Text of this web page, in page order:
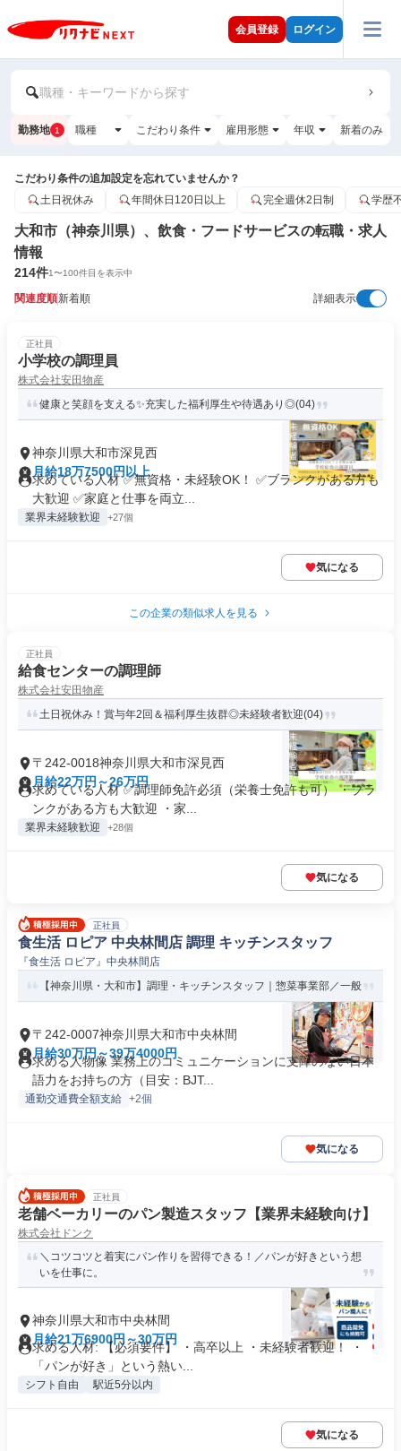
会員登録 ログイン
職種・キーワードから探す
勤務地 1 職種 こだわり条件 雇用形態 年収 新着のみ
こだわり条件の追加設定を忘れていませんか？
土日祝休み
年間休日120日以上 完全週休2日制 学歴
大和市（神奈川県）、飲食・フードサービスの転職・求人
情報
214件1〜100件目を表示中
関連度順新着順 詳細表示
正社員
小学校の調理員
株式会社安田物産
健康と笑顔を支える✨充実した福利厚生や待遇あり◎(04)
神奈川県大和市深見西
月給18万7500円以上
求めている人材 ✅無資格・未経験OK！ ✅ブランクがある方も
大歓迎 ✅家庭と仕事を両立...
業界未経験歓迎 +27個
気になる
この企業の類似求人を見る
正社員
給食センターの調理師
株式会社安田物産
土日祝休み！賞与年2回＆福利厚生抜群◎未経験者歓迎(04)
〒242-0018神奈川県大和市深見西
月給22万円～26万円
求めている人材 ✅調理師免許必須（栄養士免許も可） ・ブラ
ンクがある方も大歓迎 ・家...
業界未経験歓迎 +28個
気になる
正社員
食生活 ロピア 中央林間店 調理 キッチンスタッフ
『食生活 ロピア』中央林間店
【神奈川県・大和市】調理・キッチンスタッフ｜惣菜事業部／一般
〒242-0007神奈川県大和市中央林間
月給30万円～39万4000円
求める人物像 業務上のコミュニケーションに支障のない日本
語力をお持ちの方（目安：BJT...
通勤交通費全額支給 +2個
気になる
正社員
老舗ベーカリーのパン製造スタッフ【業界未経験向け】
株式会社ドンク
＼コツコツと着実にパン作りを習得できる！／パンが好きという想
いを仕事に。
神奈川県大和市中央林間
月給21万6900円～30万円
求める人材: 【必須要件】 ・高卒以上 ・未経験者歓迎！ ・
「パンが好き」という熱い...
シフト自由 駅近5分以内
気になる